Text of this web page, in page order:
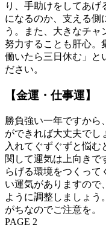
り、手助けをしてあげ
になるのか、支える側
う。また、大きなチャ
努力することも肝心。
働いたら三日休む」と
ださい。
【金運・仕事運】
勝負強い一年ですから
ができれば大丈夫でし
入れてぐずぐずと悩む
関して運気は上向きで
らげる環境をつくって
い運気がありますので
ように調整しましょう
がちなのでご注意を。
PAGE 2